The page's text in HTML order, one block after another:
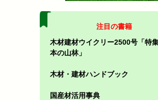
注目の書籍
木材建材ウイクリー2500号「特
本の山林」
木材・建材ハンドブック
国産材活用事典